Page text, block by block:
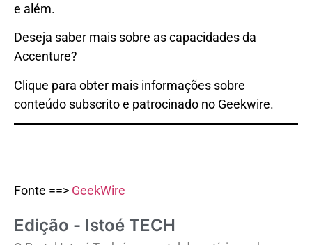
e além.
Deseja saber mais sobre as capacidades da
Accenture?
Clique para obter mais informações sobre
conteúdo subscrito e patrocinado no Geekwire.
Fonte ==> GeekWire
Edição - Istoé TECH